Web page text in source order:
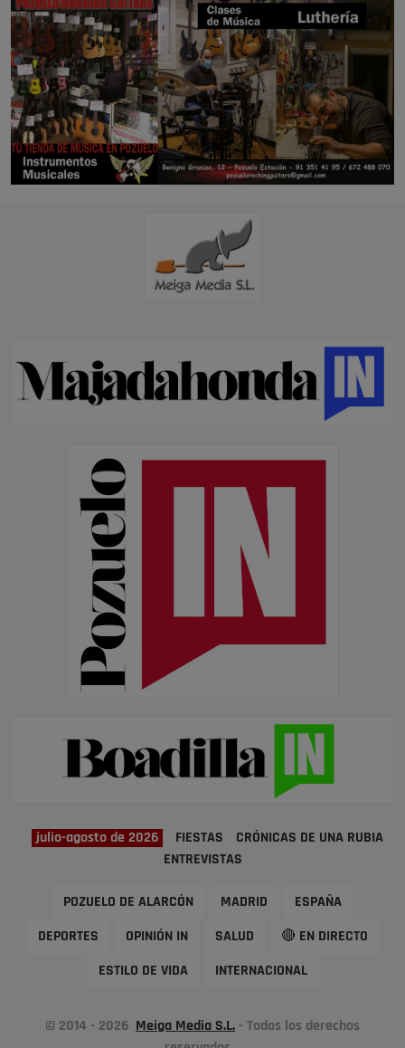
julio-agosto de 2026 FIESTAS
CRÓNICAS DE UNA RUBIA
ENTREVISTAS
POZUELO DE ALARCÓN MADRID ESPAÑA
DEPORTES OPINIÓN IN SALUD 🔴 EN DIRECTO
ESTILO DE VIDA INTERNACIONAL
© 2014 - 2026 Meiga Media S.L. - Todos los derechos